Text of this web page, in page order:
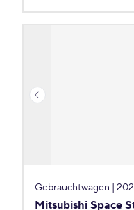
Gebrauchtwagen |
Mitsubishi Space